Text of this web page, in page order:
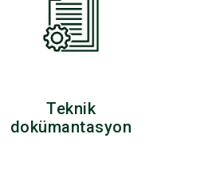
Teknik
dokümantasyon